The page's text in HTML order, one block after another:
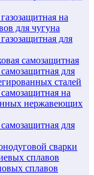
на
для чугуна
для
самозащитная
для
сталей
на
нержавеющих
для
сварки
сплавов
сплавов